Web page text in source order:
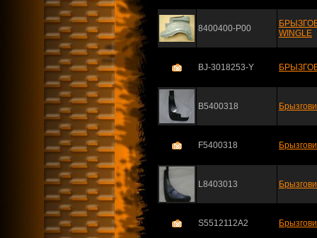
8400400-P00
WINGLE
BJ-3018253-Y
B5400318
F5400318
L8403013
S5512112A2